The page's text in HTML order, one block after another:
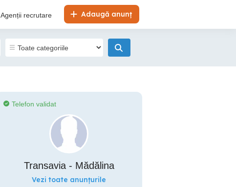
Adaugă anunț
Agenții recrutare
Telefon validat
Transavia - Mădălina
Vezi toate anunțurile